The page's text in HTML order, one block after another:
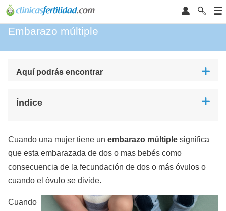
Embarazo múltiple
Aquí podrás encontrar
Índice
Cuando una mujer tiene un embarazo múltiple significa
que esta embarazada de dos o mas bebés como
consecuencia de la fecundación de dos o más óvulos o
cuando el óvulo se divide.
Cuando